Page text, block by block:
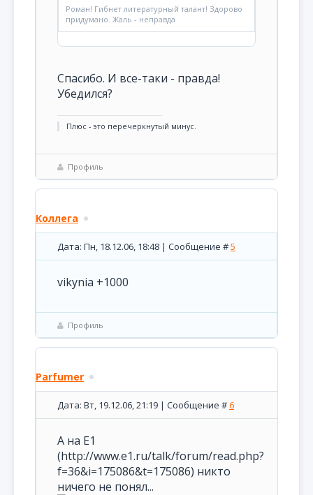
Роман! Гибнет литературный талант! Здорово
придумано. Жаль - неправда
Спасибо. И все-таки - правда!
Убедился?
Плюс - это перечеркнутый минус.
Профиль
Коллега
Дата: Пн, 18.12.06, 18:48 | Сообщение #5
vikynia +1000
Профиль
Parfumer
Дата: Вт, 19.12.06, 21:19 | Сообщение #6
А на Е1
(http://www.e1.ru/talk/forum/read.php?
f=36&i=175086&t=175086) никто
ничего не понял...